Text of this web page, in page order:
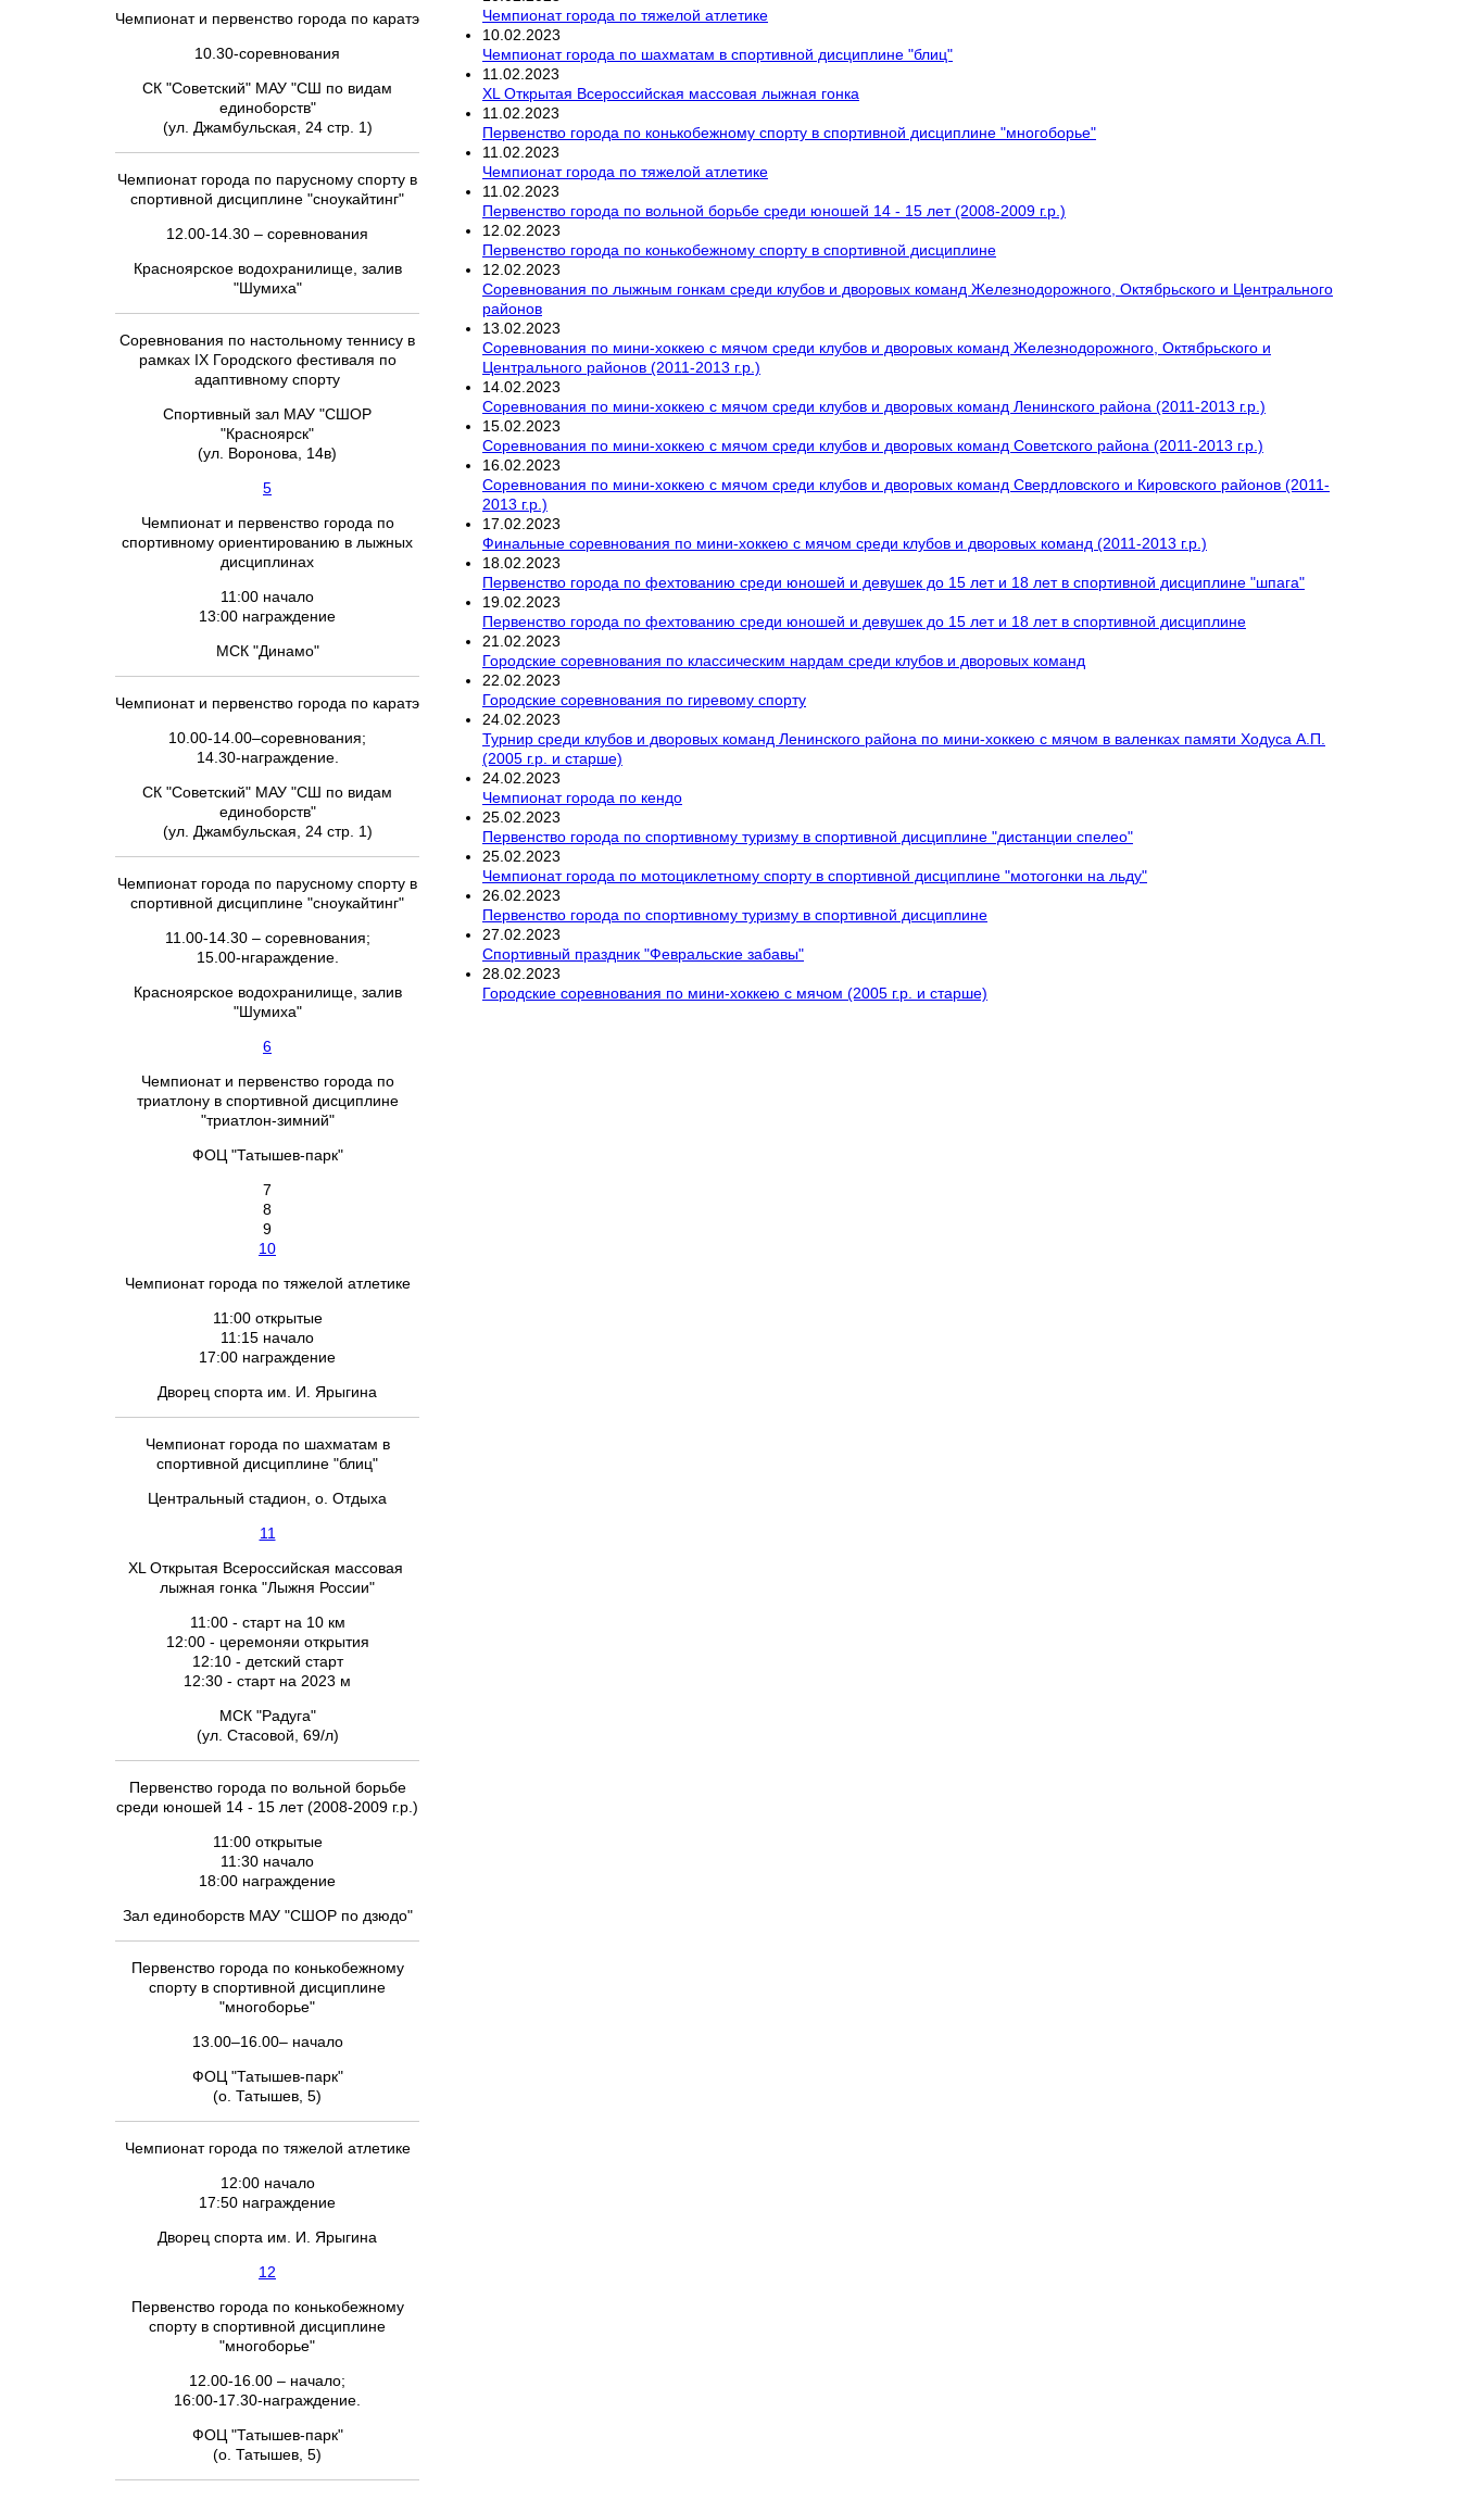
Чемпионат и первенство города по каратэ
10.30-соревнования
СК "Советский" МАУ "СШ по видам
единоборств"
(ул. Джамбульская, 24 стр. 1)
Чемпионат города по парусному спорту в
спортивной дисциплине "сноукайтинг"
12.00-14.30 – соревнования
Красноярское водохранилище, залив
"Шумиха"
Соревнования по настольному теннису в
рамках IX Городского фестиваля по
адаптивному спорту
Спортивный зал МАУ "СШОР
"Красноярск"
(ул. Воронова, 14в)
5
Чемпионат и первенство города по
спортивному ориентированию в лыжных
дисциплинах
11:00 начало
13:00 награждение
МСК "Динамо"
Чемпионат и первенство города по каратэ
10.00-14.00–соревнования;
14.30-награждение.
СК "Советский" МАУ "СШ по видам
единоборств"
(ул. Джамбульская, 24 стр. 1)
Чемпионат города по парусному спорту в
спортивной дисциплине "сноукайтинг"
11.00-14.30 – соревнования;
15.00-нгараждение.
Красноярское водохранилище, залив
"Шумиха"
6
Чемпионат и первенство города по
триатлону в спортивной дисциплине
"триатлон-зимний"
ФОЦ "Татышев-парк"
7
8
9
10
Чемпионат города по тяжелой атлетике
11:00 открытые
11:15 начало
17:00 награждение
Дворец спорта им. И. Ярыгина
Чемпионат города по шахматам в
спортивной дисциплине "блиц"
Центральный стадион, о. Отдыха
11
XL Открытая Всероссийская массовая
лыжная гонка "Лыжня России"
11:00 - старт на 10 км
12:00 - церемоняи открытия
12:10 - детский старт
12:30 - старт на 2023 м
МСК "Радуга"
(ул. Стасовой, 69/л)
Первенство города по вольной борьбе
среди юношей 14 - 15 лет (2008-2009 г.р.)
11:00 открытые
11:30 начало
18:00 награждение
Зал единоборств МАУ "СШОР по дзюдо"
Первенство города по конькобежному
спорту в спортивной дисциплине
"многоборье"
13.00–16.00– начало
ФОЦ "Татышев-парк"
(о. Татышев, 5)
Чемпионат города по тяжелой атлетике
12:00 начало
17:50 награждение
Дворец спорта им. И. Ярыгина
12
Первенство города по конькобежному
спорту в спортивной дисциплине
"многоборье"
12.00-16.00 – начало;
16:00-17.30-награждение.
ФОЦ "Татышев-парк"
(о. Татышев, 5)
Чемпионат города по тяжелой атлетике
10 02 2023
Чемпионат города по шахматам в спортивной дисциплине "блиц"
11 02 2023
XL Открытая Всероссийская массовая лыжная гонка
11 02 2023
Первенство города по конькобежному спорту в спортивной дисциплине "многоборье"
11 02 2023
Чемпионат города по тяжелой атлетике
11 02 2023
Первенство города по вольной борьбе среди юношей 14 - 15 лет (2008-2009 г.р.)
12 02 2023
Первенство города по конькобежному спорту в спортивной дисциплине
12 02 2023
Соревнования по лыжным гонкам среди клубов и дворовых команд Железнодорожного, Октябрьского и Центрального
районов
13 02 2023
Соревнования по мини-хоккею с мячом среди клубов и дворовых команд Железнодорожного, Октябрьского и
Центрального районов (2011-2013 г.р.)
14 02 2023
Соревнования по мини-хоккею с мячом среди клубов и дворовых команд Ленинского района (2011-2013 г.р.)
15 02 2023
Соревнования по мини-хоккею с мячом среди клубов и дворовых команд Советского района (2011-2013 г.р.)
16 02 2023
Соревнования по мини-хоккею с мячом среди клубов и дворовых команд Свердловского и Кировского районов (2011-
2013 г.р.)
17 02 2023
Финальные соревнования по мини-хоккею с мячом среди клубов и дворовых команд (2011-2013 г.р.)
18 02 2023
Первенство города по фехтованию среди юношей и девушек до 15 лет и 18 лет в спортивной дисциплине "шпага"
19 02 2023
Первенство города по фехтованию среди юношей и девушек до 15 лет и 18 лет в спортивной дисциплине
21 02 2023
Городские соревнования по классическим нардам среди клубов и дворовых команд
22 02 2023
Городские соревнования по гиревому спорту
24 02 2023
Турнир среди клубов и дворовых команд Ленинского района по мини-хоккею с мячом в валенках памяти Ходуса А.П.
(2005 г.р. и старше)
24 02 2023
Чемпионат города по кендо
25 02 2023
Первенство города по спортивному туризму в спортивной дисциплине "дистанции спелео"
25 02 2023
Чемпионат города по мотоциклетному спорту в спортивной дисциплине "мотогонки на льду"
26 02 2023
Первенство города по спортивному туризму в спортивной дисциплине
27 02 2023
Спортивный праздник "Февральские забавы"
28 02 2023
Городские соревнования по мини-хоккею с мячом (2005 г.р. и старше)